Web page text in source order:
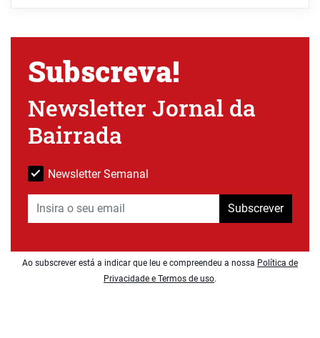
Subscreva!
Newsletter Jornal da
Bairrada
Newsletter Semanal
Subscrever
Ao subscrever está a indicar que leu e compreendeu a nossa Política de
Privacidade e Termos de uso.